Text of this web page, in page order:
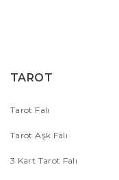
TAROT
Tarot Falı
Tarot Aşk Falı
3 Kart Tarot Falı